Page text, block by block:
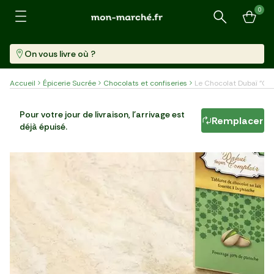
Recherche
0
On vous livre où ?
Accueil Épicerie Sucrée Chocolats et confiseries Le Chocolat Dubaï
Tablette (100 G)
Pour votre jour de livraison, l'arrivage est
déjà épuisé.
Remplacer